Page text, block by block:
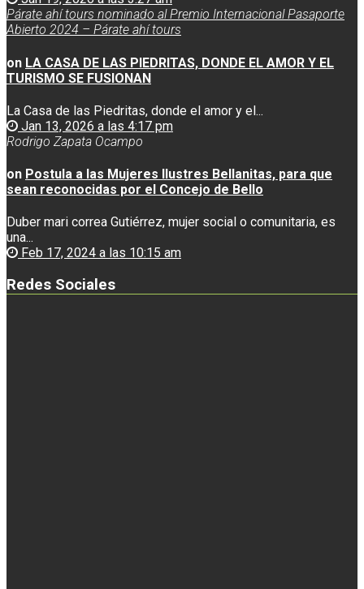
Párate ahí tours nominado al Premio Internacional Pasaporte
Abierto 2024 – Párate ahí tours
on LA CASA DE LAS PIEDRITAS, DONDE EL AMOR Y EL
TURISMO SE FUSIONAN
La Casa de las Piedritas, donde el amor y el...
Jan 13, 2026 a las 4:17 pm
Rodrigo Zapata Ocampo
on Postula a las Mujeres Ilustres Bellanitas, para que
sean reconocidas por el Concejo de Bello
Duber mari correa Gutiérrez, mujer social o comunitaria, es
una...
Feb 17, 2024 a las 10:15 am
Redes Sociales